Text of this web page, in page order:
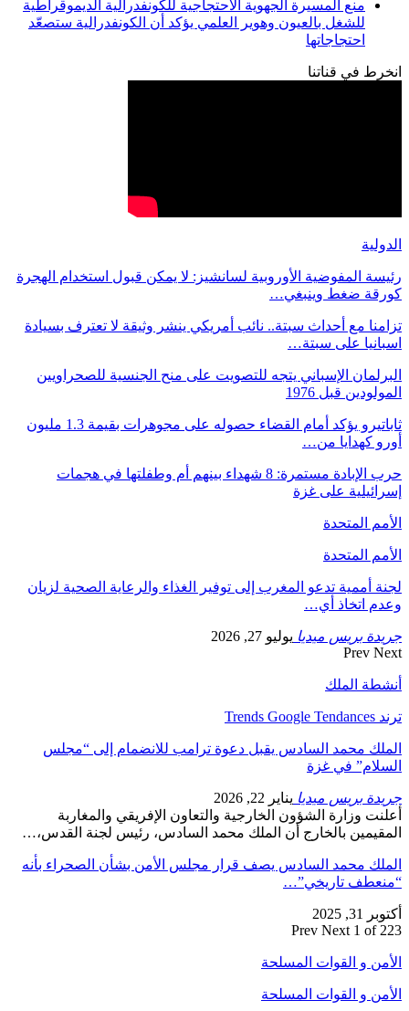
منع المسيرة الجهوية الاحتجاجية للكونفدرالية الديموقراطية
للشغل بالعيون وهوير العلمي يؤكد أن الكونفدرالية ستصعّد
احتجاجاتها
انخرط في قناتنا
الدولية
رئيسة المفوضية الأوروبية لسانشيز: لا يمكن قبول استخدام الهجرة
كورقة ضغط وينبغي…
تزامنا مع أحداث سبتة.. نائب أمريكي ينشر وثيقة لا تعترف بسيادة
اسبانيا على سبتة…
البرلمان الإسباني يتجه للتصويت على منح الجنسية للصحراويين
المولودين قبل 1976
ثاباتيرو يؤكد أمام القضاء حصوله على مجوهرات بقيمة 1.3 مليون
أورو كهدايا من…
حرب الإبادة مستمرة: 8 شهداء بينهم أم وطفلتها في هجمات
إسرائيلية على غزة
الأمم المتحدة
الأمم المتحدة
لجنة أممية تدعو المغرب إلى توفير الغذاء والرعاية الصحية لزيان
وعدم اتخاذ أي…
جريدة بريس ميديا يوليو 27, 2026
Prev Next
أنشطة الملك
ترند Trends Google Tendances
الملك محمد السادس يقبل دعوة ترامب للانضمام إلى “مجلس
السلام” في غزة
جريدة بريس ميديا يناير 22, 2026
أعلنت وزارة الشؤون الخارجية والتعاون الإفريقي والمغاربة
المقيمين بالخارج أن الملك محمد السادس، رئيس لجنة القدس،…
الملك محمد السادس يصف قرار مجلس الأمن بشأن الصحراء بأنه
“منعطف تاريخي”…
أكتوبر 31, 2025
Prev Next 1 of 223
الأمن و القوات المسلحة
الأمن و القوات المسلحة